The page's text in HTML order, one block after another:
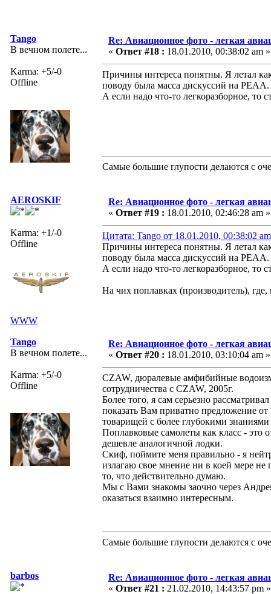
Tango
В вечном полете...
Karma: +5/-0
Offline
Re: Авиационное фото - легкая
« Ответ #18 : 18.01.2010, 00:38:02 am »
Причины интереса понятны. Я летал
поводу была масса дискуссий на
А если надо что-то легкоразборное, то
Самые большие глупости делаются с
AEROSKIF
Karma: +1/-0
Offline
WWW
Re: Авиационное фото - легкая
« Ответ #19 : 18.01.2010, 02:46:28 am »
Цитата: Tango от 18.01.2010, 00:38:02 am
Причины интереса понятны. Я летал
поводу была масса дискуссий на
А если надо что-то легкоразборное, то
На чих поплавках (производитель),
Tango
В вечном полете...
Karma: +5/-0
Offline
Re: Авиационное фото - легкая
« Ответ #20 : 18.01.2010, 03:10:04 am »
CZAW, дюралевые амфибийные
сотрудничества с CZAW, 2005г.
Более того, я сам серьезно
показать Вам приватно предложение
товарищей с более глубокими
Поплавковые самолеты как класс - это
дешевле аналогичной лодки.
Скиф, поймите меня правильно - я
излагаю свое мнение ни в коей мере
то, что действительно думаю.
Мы с Вами знакомы заочно через
оказаться взаимно интересным.
Самые большие глупости делаются с
barbos
Re: Авиационное фото - легкая
« Ответ #21 : 21.02.2010, 14:43:57 pm »